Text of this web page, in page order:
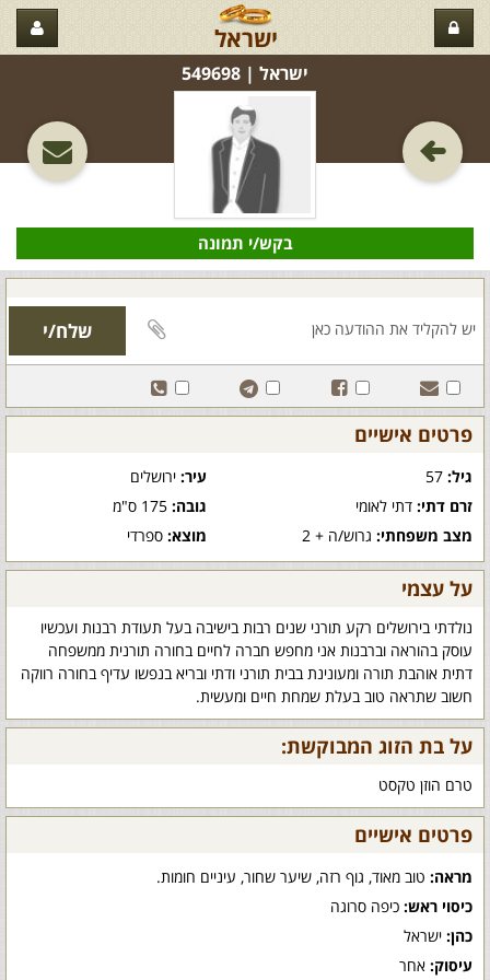
ישראל
ישראל‏ | 549698
בקש/י תמונה
פרטים אישיים
גיל: עיר:ירושלים
זרם דתי: דתי לאומי גובה:175 ס"מ
מצב משפחתי: גרוש/ה + 2 מוצא:ספרדי
על עצמי
נולדתי בירושלים רקע תורני שנים רבות בישיבה בעל תעודת רבנות ועכשיו
עוסק בהוראה וברבנות אני מחפש חברה לחיים בחורה תורנית ממשפחה
דתית אוהבת תורה ומעונינת בבית תורני ודתי ובריא בנפשו עדיף בחורה רווקה
חשוב שתראה טוב בעלת שמחת חיים ומעשית.
על בת הזוג המבוקשת:
טרם הוזן טקסט
פרטים אישיים
מראה: טוב מאוד, גוף רזה, שיער שחור, עיניים חומות.
כיסוי ראש: כיפה סרוגה
כהן: ישראל
עיסוק: אחר